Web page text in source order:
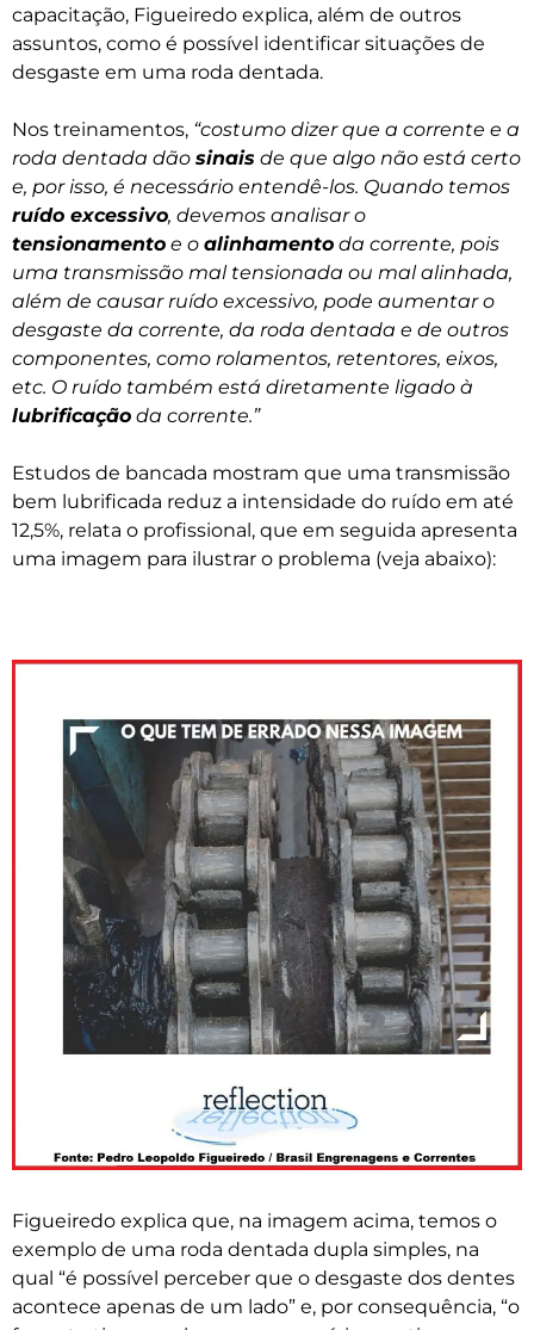
capacitação, Figueiredo explica, além de outros
assuntos, como é possível identificar situações de
desgaste em uma roda dentada.
Nos treinamentos, “costumo dizer que a corrente e a
roda dentada dão sinais de que algo não está certo
e, por isso, é necessário entendê-los. Quando temos
ruído excessivo, devemos analisar o
tensionamento e o alinhamento da corrente, pois
uma transmissão mal tensionada ou mal alinhada,
além de causar ruído excessivo, pode aumentar o
desgaste da corrente, da roda dentada e de outros
componentes, como rolamentos, retentores, eixos,
etc. O ruído também está diretamente ligado à
lubrificação da corrente.”
Estudos de bancada mostram que uma transmissão
bem lubrificada reduz a intensidade do ruído em até
12,5%, relata o profissional, que em seguida apresenta
uma imagem para ilustrar o problema (veja abaixo):
Figueiredo explica que, na imagem acima, temos o
exemplo de uma roda dentada dupla simples, na
qual “é possível perceber que o desgaste dos dentes
acontece apenas de um lado” e, por consequência, “o